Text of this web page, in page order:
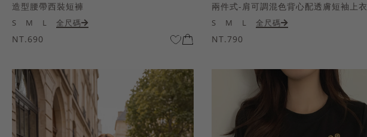
造型腰帶西裝短褲
S M L 全尺碼
NT.690
兩件式-肩可調混色背心配透膚短袖上衣
S M L 全尺碼
NT.790